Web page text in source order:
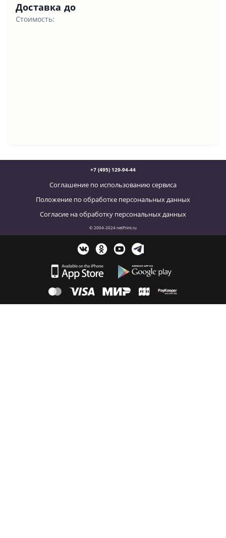
Доставка до
Стоимость:
+7 (495) 129-94-44
Соглашение по использованию сервиса
Положение по обработке персональных данных
Согласие на обработку персональных данных
© 2004-2024 netPrint.ru